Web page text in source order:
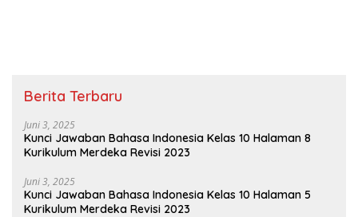
Berita Terbaru
Juni 3, 2025
Kunci Jawaban Bahasa Indonesia Kelas 10 Halaman 8
Kurikulum Merdeka Revisi 2023
Juni 3, 2025
Kunci Jawaban Bahasa Indonesia Kelas 10 Halaman 5
Kurikulum Merdeka Revisi 2023